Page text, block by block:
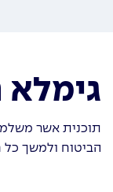
גימלא
תוכנית אשר
הביטוח ולמשך כל